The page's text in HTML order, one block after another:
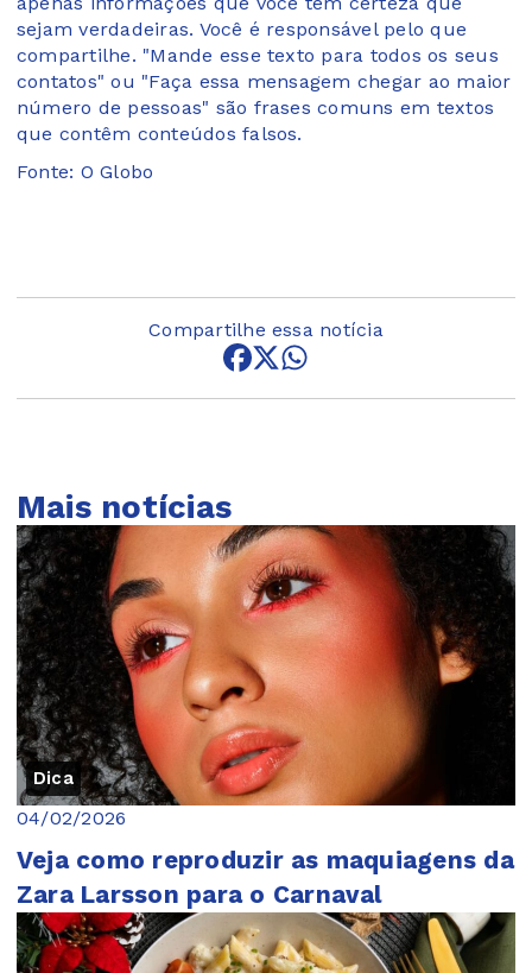
sejam verdadeiras. Você é responsável pelo que
compartilhe. "Mande esse texto para todos os seus
contatos" ou "Faça essa mensagem chegar ao maior
número de pessoas" são frases comuns em textos
que contêm conteúdos falsos.
Fonte: O Globo
Compartilhe essa notícia
Mais notícias
Dica
04/02/2026
Veja como reproduzir as maquiagens da
Zara Larsson para o Carnaval